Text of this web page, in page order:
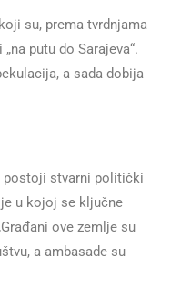
su, prema tvrdnjama
putu do Sarajeva“.
a sada dobija
postoji stvarni politički
u kojoj se ključne
ove zemlje su
a ambasade su